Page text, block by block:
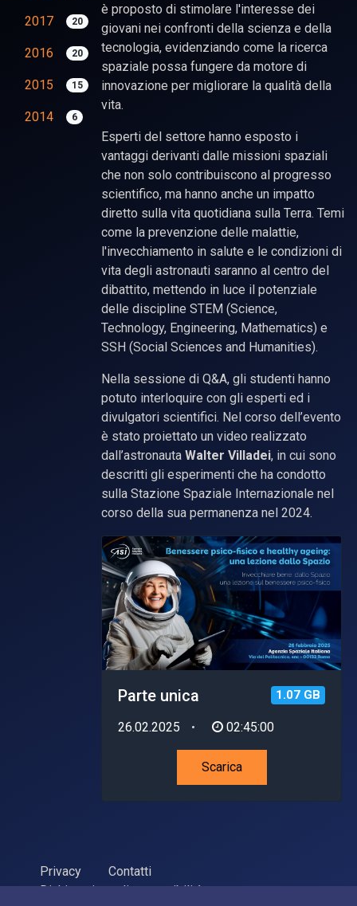
2017 20
2016 20
2015 15
2014 6
è proposto di stimolare l'interesse dei
giovani nei confronti della scienza e della
tecnologia, evidenziando come la ricerca
spaziale possa fungere da motore di
innovazione per migliorare la qualità della
vita.
Esperti del settore hanno esposto i
vantaggi derivanti dalle missioni spaziali
che non solo contribuiscono al progresso
scientifico, ma hanno anche un impatto
diretto sulla vita quotidiana sulla Terra. Temi
come la prevenzione delle malattie,
l'invecchiamento in salute e le condizioni di
vita degli astronauti saranno al centro del
dibattito, mettendo in luce il potenziale
delle discipline STEM (Science,
Technology, Engineering, Mathematics) e
SSH (Social Sciences and Humanities).
Nella sessione di Q&A, gli studenti hanno
potuto interloquire con gli esperti ed i
divulgatori scientifici. Nel corso dell’evento
è stato proiettato un video realizzato
dall’astronauta Walter Villadei, in cui sono
descritti gli esperimenti che ha condotto
sulla Stazione Spaziale Internazionale nel
corso della sua permanenza nel 2024.
1.07 GB
Parte unica
26.02.2025 02:45:00
Scarica
Privacy
Contatti
Dichiarazione di accessibilità